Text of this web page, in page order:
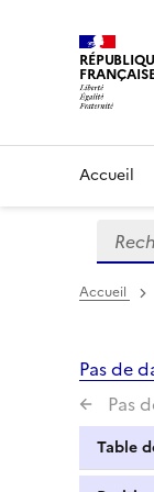
Accueil
de
Accueil
Pas de
Pas
Table